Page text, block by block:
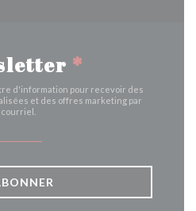
*
d'information pour recevoir des
et des offres marketing par
courriel.